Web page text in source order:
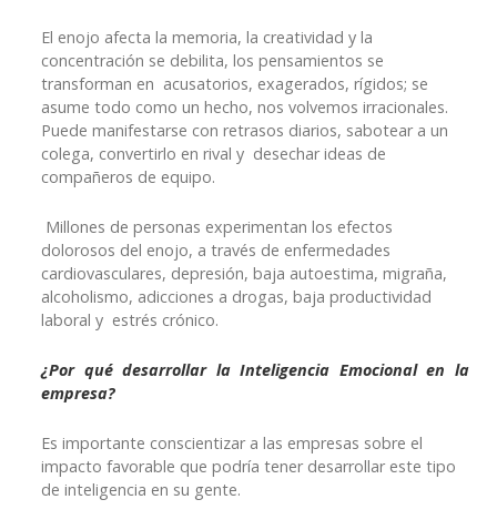
El enojo afecta la memoria, la creatividad y la
concentración se debilita, los pensamientos se
transforman en acusatorios, exagerados, rígidos; se
asume todo como un hecho, nos volvemos irracionales.
Puede manifestarse con retrasos diarios, sabotear a un
colega, convertirlo en rival y desechar ideas de
compañeros de equipo.
Millones de personas experimentan los efectos
dolorosos del enojo, a través de enfermedades
cardiovasculares, depresión, baja autoestima, migraña,
alcoholismo, adicciones a drogas, baja productividad
laboral y estrés crónico.
¿Por qué desarrollar la Inteligencia Emocional en la
empresa?
Es importante conscientizar a las empresas sobre el
impacto favorable que podría tener desarrollar este tipo
de inteligencia en su gente.